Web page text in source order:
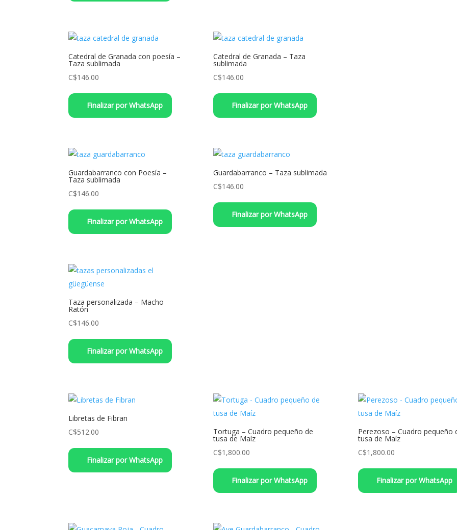
Catedral de Granada con poesía –
Taza sublimada
C$146.00
Finalizar por WhatsApp
Catedral de Granada – Taza
sublimada
C$146.00
Finalizar por WhatsApp
Guardabarranco con Poesía –
Taza sublimada
C$146.00
Finalizar por WhatsApp
Guardabarranco – Taza sublimada
C$146.00
Finalizar por WhatsApp
Taza personalizada – Macho
Ratón
C$146.00
Finalizar por WhatsApp
Libretas de Fibran
C$512.00
Este
productoFinalizar por WhatsApp
Tortuga – Cuadro pequeño de
tusa de Maíz
C$1,800.00
Finalizar por WhatsApp
Perezoso – Cuadro pequeño
tusa de Maíz
C$1,800.00
Finalizar por WhatsApp